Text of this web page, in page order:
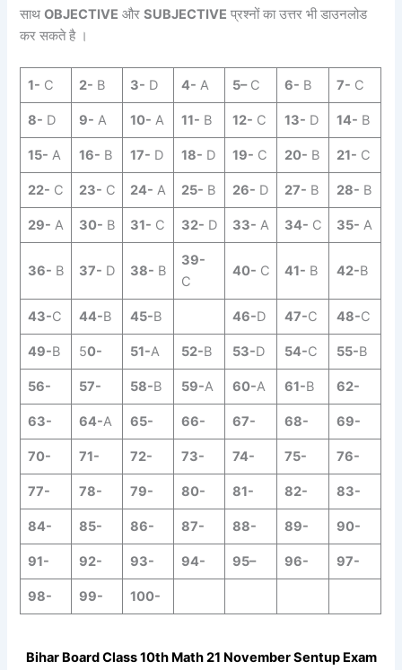
साथOBJECTIVE औरSUBJECTIVE प्रश्नों का उत्तर भी डाउनलोड
कर सकते है ।
1- C 2- B 3- D 4- A 5–C 6- B 7- C
8- D 9- A 10- A 11- B 12- C 13- D 14- B
15- A 16- B 17- D 18- D 19- C 20- B 21- C
22- C 23- C 24- A 25- B 26- D 27- B 28- B
29- A 30- B 31- C 32- D 33- A 34- C 35- A
36- B 37- D 38- B
39-
C
40- C 41- B 42-B
43-C 44-B 45-B 46-D 47-C 48-C
49-B 50- 51-A 52-B 53-D 54-C 55-B
56- 57- 58-B 59-A 60-A 61-B 62-
63- 64-A 65- 66- 67- 68- 69-
70- 71- 72- 73- 74- 75- 76-
77- 78- 79- 80- 81- 82- 83-
84- 85- 86- 87- 88- 89- 90-
91- 92- 93- 94- 95– 96- 97-
98- 99- 100-
Bihar Board Class 10th Math21 NovemberSentupExam